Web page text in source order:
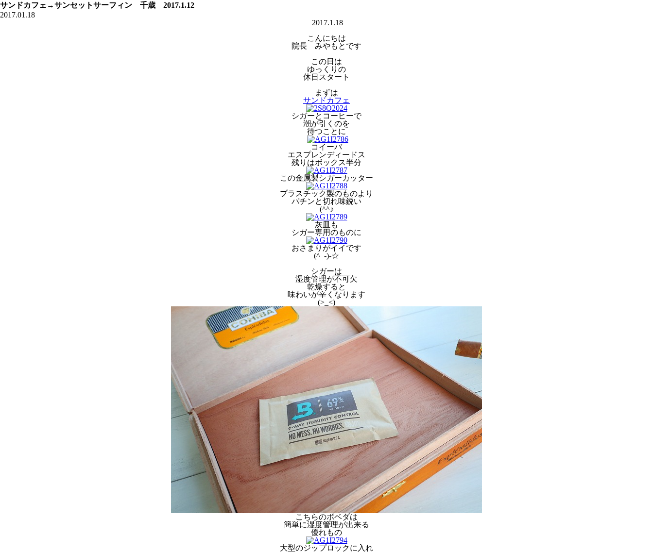
サンドカフェ→サンセットサーフィン 千歳 2017.1.12
2017.01.18
2017.1.18
こんにちは
院長 みやもとです
この日は
ゆっくりの
休日スタート
まずは
サンドカフェ
シガーとコーヒーで
潮が引くのを
待つことに
コイーバ
エスプレンディードス
残りはボックス半分
この金属製シガーカッター
プラスチック製のものより
パチンと切れ味鋭い
(^^♪
灰皿も
シガー専用のものに
おさまりがイイです
(^_-)-☆
シガーは
湿度管理が不可欠
乾燥すると
味わいが辛くなります
(>_<)
こちらのボベダは
簡単に湿度管理が出来る
優れもの
大型のジップロックに入れ